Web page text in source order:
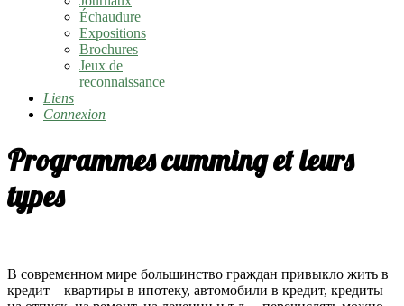
Échaudure
Expositions
Brochures
Jeux de
reconnaissance
Liens
Connexion
Programmes cumming et leurs
types
В современном мире большинство граждан привыкло жить в
кредит – квартиры в ипотеку, автомобили в кредит, кредиты